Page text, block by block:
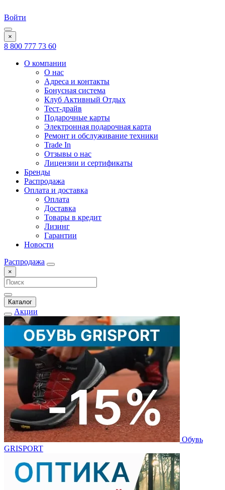
Войти
×
8 800 777 73 60
О компании
О нас
Адреса и контакты
Бонусная система
Клуб Активный Отдых
Тест-драйв
Подарочные карты
Электронная подарочная карта
Ремонт и обслуживание техники
Trade In
Отзывы о нас
Лицензии и сертификаты
Бренды
Распродажа
Оплата и доставка
Оплата
Доставка
Товары в кредит
Лизинг
Гарантии
Новости
Распродажа
×
Каталог
Акции
Обувь
GRISPORT